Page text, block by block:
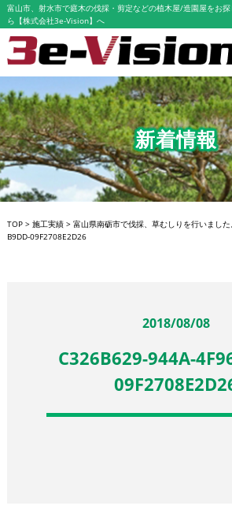
富山市、射水市で庭木の伐採・剪定などの植木屋/造園屋をお探
ら【株式会社3e-Vision】へ
新着情報
TOP> 施工実績> 富山県南砺市で伐採、草むしりを行いました。
B9DD-09F2708E2D26
2018/08/08
C326B629-944A-